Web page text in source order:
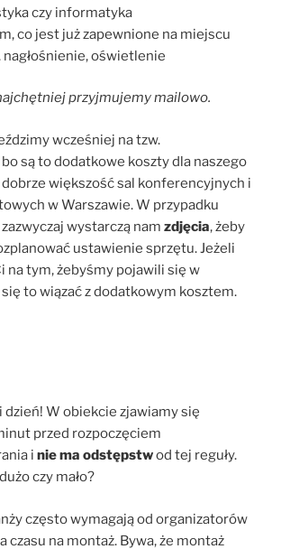
czy informatyka
co jest już zapewnione na miejscu
nagłośnienie, oświetlenie
przyjmujemy mailowo.
wcześniej na tzw.
są to dodatkowe koszty dla naszego
większość sal konferencyjnych i
w Warszawie. W przypadku
wystarczą nam zdjęcia, żeby
ustawienie sprzętu. Jeżeli
na tym, żebyśmy pojawili się w
to wiązać z dodatkowym kosztem.
dzień! W obiekcie zjawiamy się
przed rozpoczęciem
i nie ma odstępstwod tej reguły.
czy mało?
często wymagają od organizatorów
czasu na montaż. Bywa, że montaż